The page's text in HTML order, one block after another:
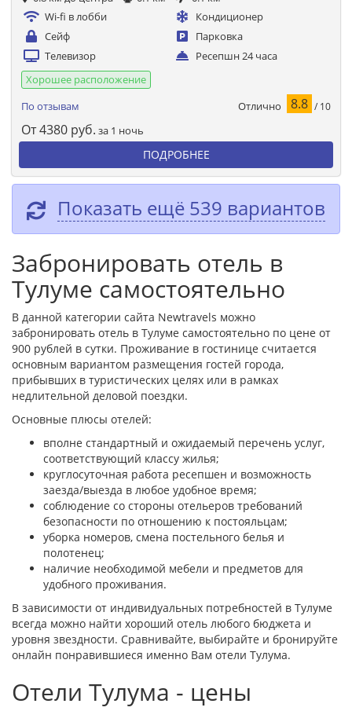
Wi-fi в лобби
Кондиционер
Сейф
Парковка
Телевизор
Ресепшн 24 часа
Хорошее расположение
По отзывам
Отлично 8.8 / 10
От4380 руб. за 1 ночь
ПОДРОБНЕЕ
Показать ещё 539 вариантов
Забронировать отель в
Тулуме самостоятельно
В данной категории сайта Newtravels можно
забронировать отель в Тулуме самостоятельно по цене от
900 рублей в сутки. Проживание в гостинице считается
основным вариантом размещения гостей города,
прибывших в туристических целях или в рамках
недлительной деловой поездки.
Основные плюсы отелей:
вполне стандартный и ожидаемый перечень услуг,
соответствующий классу жилья;
круглосуточная работа ресепшен и возможность
заезда/выезда в любое удобное время;
соблюдение со стороны отельеров требований
безопасности по отношению к постояльцам;
уборка номеров, смена постельного белья и
полотенец;
наличие необходимой мебели и предметов для
удобного проживания.
В зависимости от индивидуальных потребностей в Тулуме
всегда можно найти хороший отель любого бюджета и
уровня звездности. Сравнивайте, выбирайте и бронируйте
онлайн понравившиеся именно Вам отели Тулума.
Отели Тулума - цены